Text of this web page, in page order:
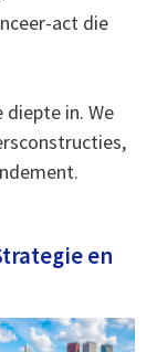
act die
in. We
en